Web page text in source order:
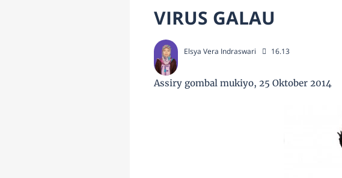
VIRUS GALAU
Elsya Vera Indraswari 16.13
Assiry gombal mukiyo, 25 Oktober 2014